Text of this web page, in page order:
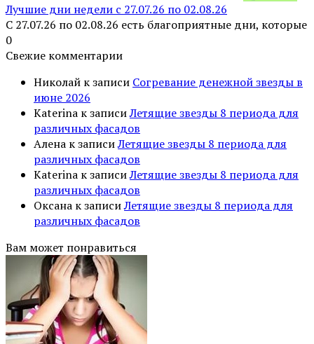
Лучшие дни недели с 27.07.26 по 02.08.26
С 27.07.26 по 02.08.26 есть благоприятные дни, которые
0
Свежие комментарии
Николай к записи Согревание денежной звезды в
июне 2026
Katerina к записиЛетящие звезды 8 периода для
различных фасадов
Алена к записиЛетящие звезды 8 периода для
различных фасадов
Katerina к записиЛетящие звезды 8 периода для
различных фасадов
Оксана к записиЛетящие звезды 8 периода для
различных фасадов
Вам может понравиться